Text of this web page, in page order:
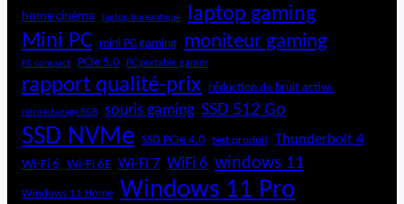
k
S
a
r
o
s
1
R
home cinéma laptop bureautique laptop gaming
Mini PC mini PC gaming moniteur gaming
PC compact PCIe 5.0 PC portable gamer
rapport qualité-prix réduction de bruit active
rétroéclairage RGB souris gaming SSD 512 Go
SSD NVMe SSD PCIe 4.0 test produit Thunderbolt 4
Wi-Fi 6 Wi-Fi 6E Wi-Fi 7 WiFi 6 windows 11
Windows 11 Home Windows 11 Pro